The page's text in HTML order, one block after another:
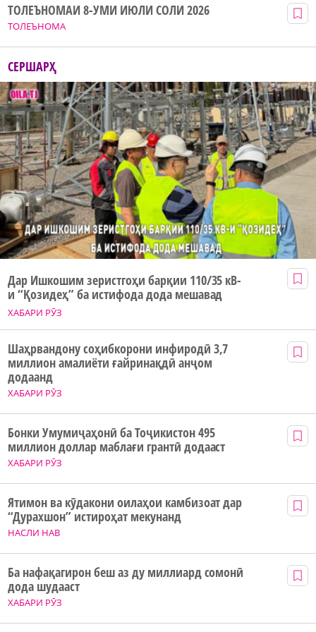
ТОЛЕЪНОМА
ТОЛЕЪНОМАИ 8-УМИ ИЮЛИ СОЛИ 2026
СЕРШАРҲ
ХАБАРИ РӮЗ
Дар Ишкошим зеристгоҳи барқии 110/35 кВ-
и “Қозидеҳ” ба истифода дода мешавад
ХАБАРИ РӮЗ
Шаҳрвандону соҳибкорони инфиродӣ 3,7
миллион амалиёти ғайринақдӣ анҷом
додаанд
ХАБАРИ РӮЗ
Бонки Умумиҷаҳонӣ ба Тоҷикистон 495
миллион доллар маблағи грантӣ додааст
НАСЛИ НАВ
Ятимон ва кӯдакони оилаҳои камбизоат дар
“Дурахшон” истироҳат мекунанд
ХАБАРИ РӮЗ
Ба нафақагирон беш аз ду миллиард сомонӣ
дода шудааст